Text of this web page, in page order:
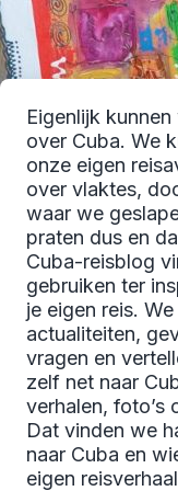
Eigenlijk
over Cuba. We
onze eigen
over vlaktes,
waar we
praten dus en
Cuba-reisblog
gebruiken ter
je eigen reis.
actualiteiten,
vragen en
zelf net naar
verhalen, foto’s
Dat vinden we
naar Cuba en
eigen